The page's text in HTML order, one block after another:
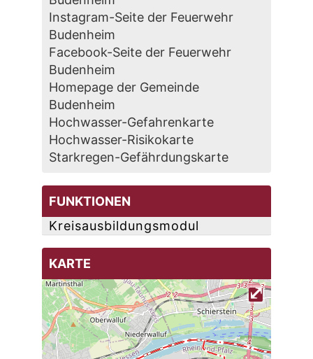
Instagram-Seite der Feuerwehr
Budenheim
Facebook-Seite der Feuerwehr
Budenheim
Homepage der Gemeinde
Budenheim
Hochwasser-Gefahrenkarte
Hochwasser-Risikokarte
Starkregen-Gefährdungskarte
FUNKTIONEN
Kreisausbildungsmodul
KARTE
⤢